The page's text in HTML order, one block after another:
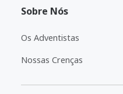
Sobre Nós
Os Adventistas
Nossas Crenças